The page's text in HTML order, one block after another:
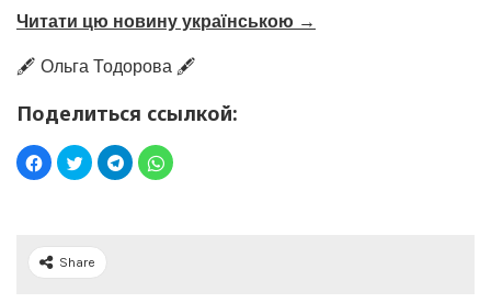
Читати цю новину українською →
🖋️ Ольга Тодорова 🖋️
Поделиться ссылкой:
Share